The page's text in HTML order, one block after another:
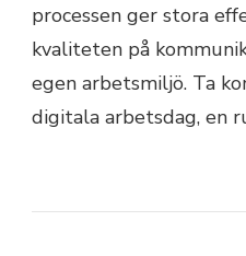
processen ger stora
kvaliteten på
egen arbetsmiljö. Ta
digitala arbetsdag, en